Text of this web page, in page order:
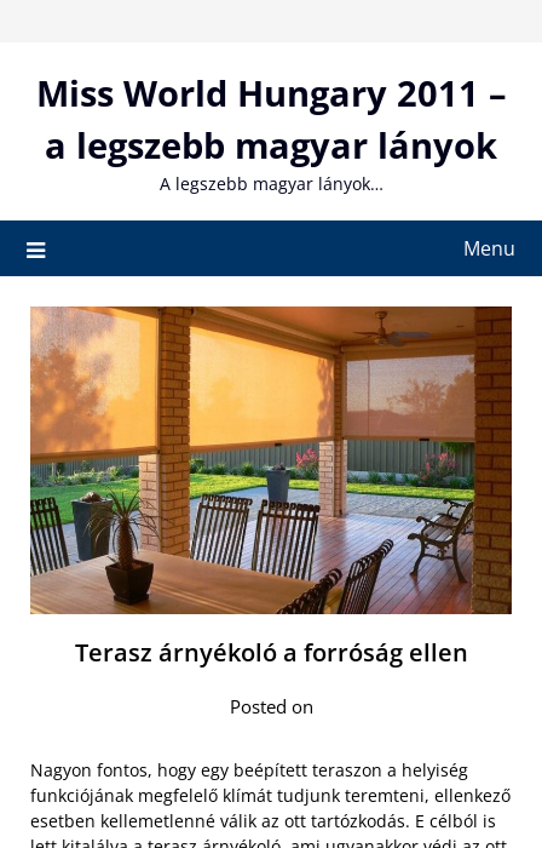
contentMiss World Hungary 2011 –
a legszebb magyar lányok
A legszebb magyar lányok…
Menu
Terasz árnyékoló a forróság ellen
Posted on
Nagyon fontos, hogy egy beépített teraszon a helyiség
funkciójának megfelelő klímát tudjunk teremteni, ellenkező
esetben kellemetlenné válik az ott tartózkodás. E célból is